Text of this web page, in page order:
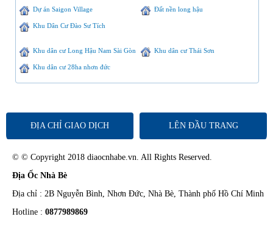
Dự án Saigon Village Đất nền long hậu
Khu Dân Cư Đào Sư Tích
Khu dân cư Long Hậu Nam Sài Gòn Khu dân cư Thái Sơn
Khu dân cư 28ha nhơn đức
ĐỊA CHỈ GIAO DỊCH LÊN ĐẦU TRANG
© © Copyright 2018 diaocnhabe.vn. All Rights Reserved.
Địa Ốc Nhà Bè
Địa chỉ : 2B Nguyễn Bình, Nhơn Đức, Nhà Bè, Thành phố Hồ Chí Minh
Hotline : 0877989869